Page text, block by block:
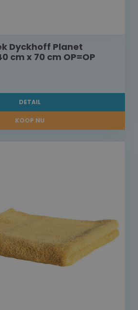
Dyckhoff Planet
cm x 70 cm OP=OP
DETAIL
KOOP NU